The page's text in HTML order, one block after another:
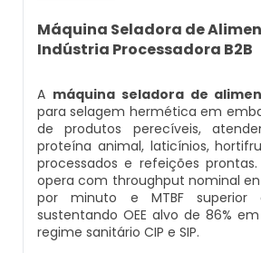
Máquina Seladora Rotativa
Embaladora Industrial
Pesadora De Grãos
Embaladora De Doces
Embaladora Vertical
Datador Ink Jet Manual
Datador Para Caixa De
Datador Para Embaladora
Datador Para Embalagens
Máquina Seladora de
Indústria Processadora B2B
A máquina seladora de
para selagem hermética em
de produtos perecíveis,
proteína animal, laticínios,
processados e refeições
opera com throughput nominal
por minuto e MTBF superior
sustentando OEE alvo de 86%
regime sanitário CIP e SIP.